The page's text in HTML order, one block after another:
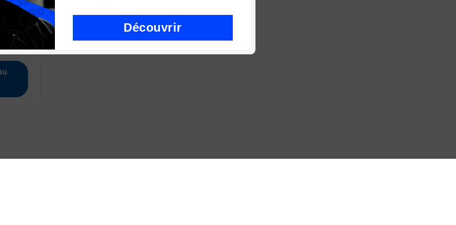
60,46 €
Découvrir